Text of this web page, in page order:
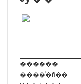
������
����ͨ�ñ��